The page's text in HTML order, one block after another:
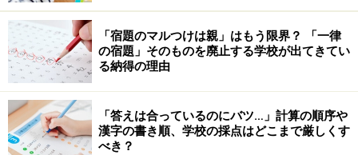
となっています。
またネグレクトは、子ども以外にも、高齢者、しょうが
い者の介護や養育、保護、ペットの世話を怠る場合にも
使われますが、
「育児放棄」
といい、一般的にネグレクトといえば、育
児放棄を指して言われることが多いようです。
「宿題のマルつけは親」はもう限界？ 「一律
の宿題」そのものを廃止する学校が出てきてい
る納得の理由
「答えは合っているのにバツ…」計算の順序や
漢字の書き順、学校の採点はどこまで厳しくす
べき？